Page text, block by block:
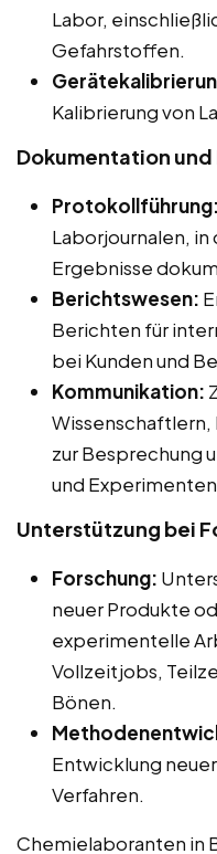
Labor,
Gefahrstoffen.
Kalibrierung von
Dokumentation
Protokollführung:
Laborjournalen,
Ergebnisse
Berichtswesen:
Berichten für
bei Kunden und
Kommunikation:
Wissenschaftlern,
zur Besprechung
und
Unterstützung bei
Forschung:
neuer Produkte
experimentelle
Vollzeitjobs,
Bönen.
Entwicklung
Verfahren.
Chemielaboranten in